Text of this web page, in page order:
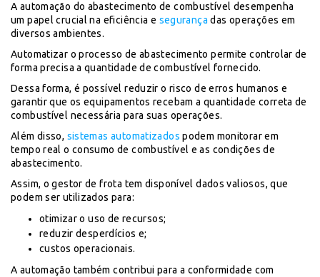
A automação do abastecimento de combustível desempenha
um papel crucial na eficiência e segurança das operações em
diversos ambientes.
Automatizar o processo de abastecimento permite controlar de
forma precisa a quantidade de combustível fornecido.
Dessa forma, é possível reduzir o risco de erros humanos e
garantir que os equipamentos recebam a quantidade correta de
combustível necessária para suas operações.
Além disso, sistemas automatizados podem monitorar em
tempo real o consumo de combustível e as condições de
abastecimento.
Assim, o gestor de frota tem disponível dados valiosos, que
podem ser utilizados para:
otimizar o uso de recursos;
reduzir desperdícios e;
custos operacionais.
A automação também contribui para a conformidade com